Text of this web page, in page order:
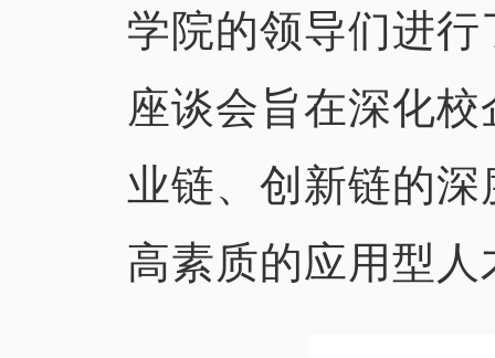
学院的领导们进
座谈会旨在深化
业链、创新链的
高素质的应用型人